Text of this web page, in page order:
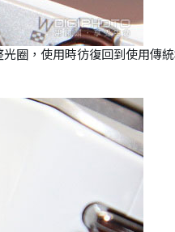
圈，使用時彷復回到使用傳